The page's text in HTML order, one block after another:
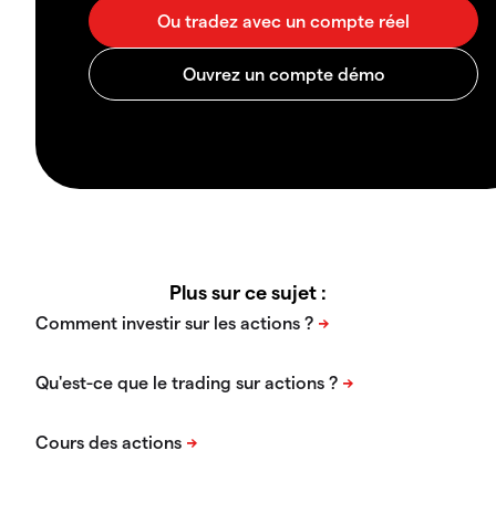
Plus sur ce sujet :